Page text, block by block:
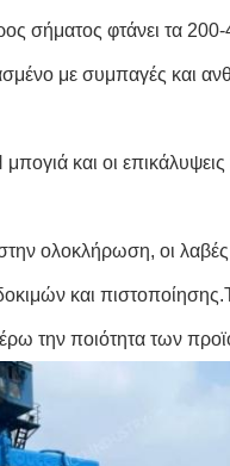
σήματος φτάνει τα
με συμπαγές και
και οι
ολοκλήρωση, οι
και
την ποιότητα των